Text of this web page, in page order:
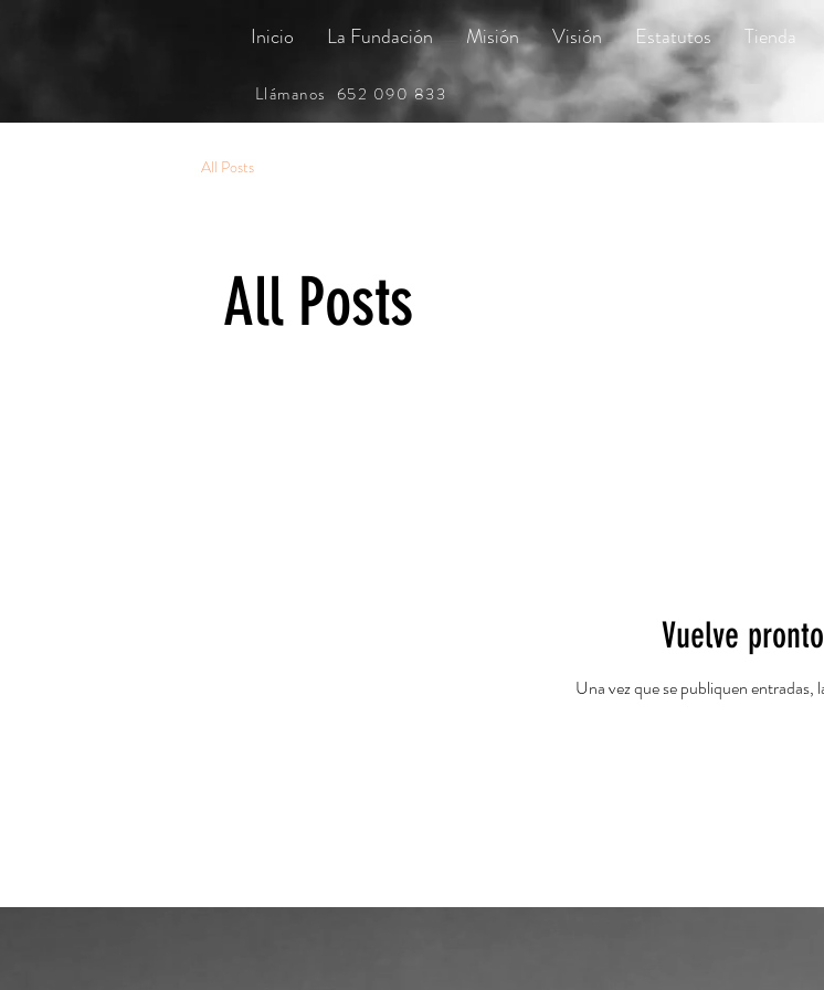
Inicio La Fundación Misión Visión Estatutos Tienda
Llámanos 652 090 833
All Posts
All Posts
Vuelve pronto
Una vez que se publiquen entradas,